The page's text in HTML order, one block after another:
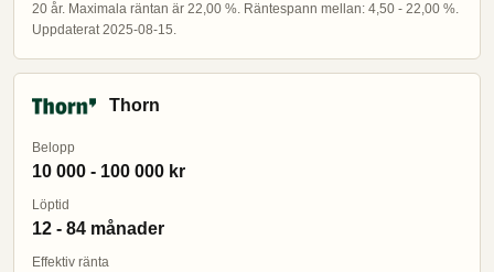
20 år. Maximala räntan är 22,00 %. Räntespann mellan: 4,50 - 22,00 %.
Uppdaterat 2025-08-15.
Thorn
Belopp
10 000 - 100 000 kr
Löptid
12 - 84 månader
Effektiv ränta